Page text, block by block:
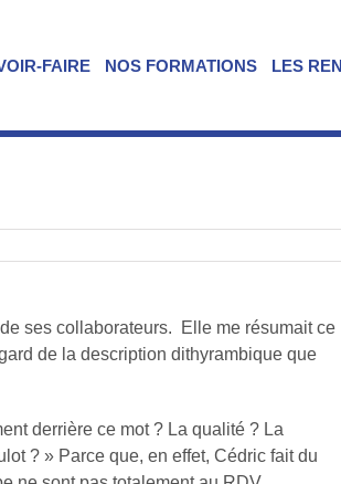
FAIRE NOS FORMATIONS LES
ses collaborateurs. Elle me résumait ce
de la description dithyrambique que
derrière ce mot ? La qualité ? La
? » Parce que, en effet, Cédric fait du